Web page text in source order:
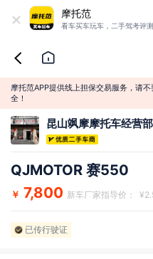
+ 摩托范
看车买车玩车，二手驾考评测
摩托范APP提供线上担保交易服务，请
全！
昆山飒摩摩托车经营部
QJMOTOR 赛550
￥ 7,800 新车厂家指导价：
已传行驶证